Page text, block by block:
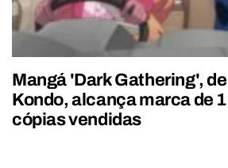
Mangá 'Dark Gathering',
Kondo, alcança marca de
cópias vendidas